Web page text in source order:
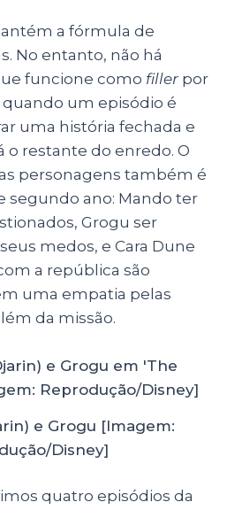
a fórmula de
No entanto, não há
funcione como filler por
um episódio é
uma história fechada e
o restante do enredo. O
personagens também é
segundo ano: Mando ter
Grogu ser
medos, e Cara Dune
a república são
uma empatia pelas
da missão.
e Grogu [Imagem:
Disney]
quatro episódios da